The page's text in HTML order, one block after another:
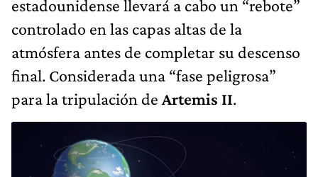
estadounidense llevará a cabo un “rebote”
controlado en las capas altas de la
atmósfera antes de completar su descenso
final. Considerada una “fase peligrosa”
para la tripulación de Artemis II.